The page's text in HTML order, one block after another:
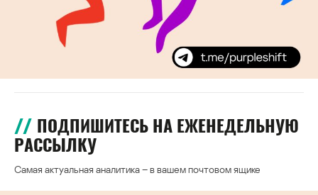
ПОДПИШИТЕСЬ НА ЕЖЕНЕДЕЛЬНУЮ
РАССЫЛКУ
Самая актуальная аналитика – в вашем почтовом ящике